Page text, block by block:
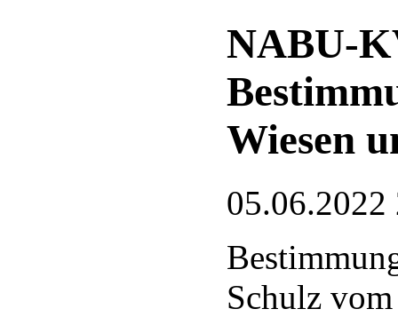
NABU-
Wiesen
05.06.2022
Schulz